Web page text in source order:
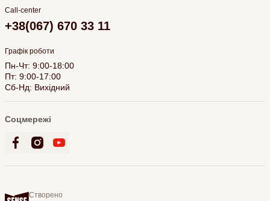
Call-center
+38(067) 670 33 11
Графік роботи
Пн-Чт: 9:00-18:00
Пт: 9:00-17:00
Сб-Нд: Вихідний
Соцмережі
Створено